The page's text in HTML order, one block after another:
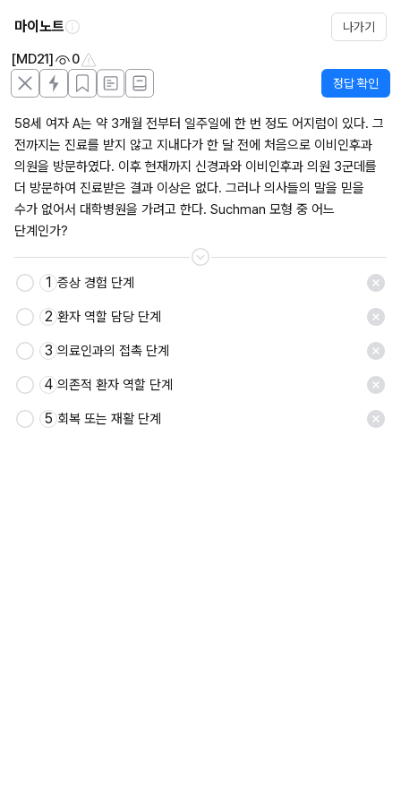
마이노트 나가기
[MD21] 0
정답 확인
58세 여자 A는 약 3개월 전부터 일주일에 한 번 정도 어지럼이 있다. 그
전까지는 진료를 받지 않고 지내다가 한 달 전에 처음으로 이비인후과
의원을 방문하였다. 이후 현재까지 신경과와 이비인후과 의원 3군데를
더 방문하여 진료받은 결과 이상은 없다. 그러나 의사들의 말을 믿을
수가 없어서 대학병원을 가려고 한다. Suchman 모형 중 어느
단계인가?
저장
1 증상 경험 단계
2 환자 역할 담당 단계
3 의료인과의 접촉 단계
4 의존적 환자 역할 단계
5 회복 또는 재활 단계